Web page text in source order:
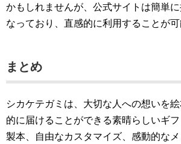
かもしれませんが、公式サイトは簡単
なっており、直感的に利用することが可
まとめ
シカケテガミは、大切な人への想いを
的に届けることができる素晴らしいギ
製本、自由なカスタマイズ、感動的な